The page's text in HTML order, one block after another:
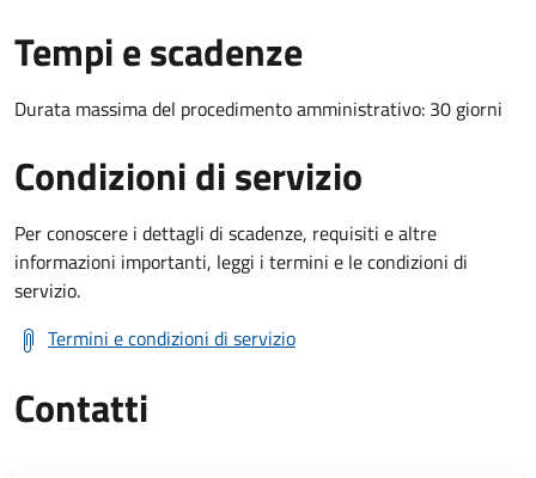
Tempi e scadenze
Durata massima del procedimento amministrativo: 30 giorni
Condizioni di servizio
Per conoscere i dettagli di scadenze, requisiti e altre
informazioni importanti, leggi i termini e le condizioni di
servizio.
Termini e condizioni di servizio
Contatti